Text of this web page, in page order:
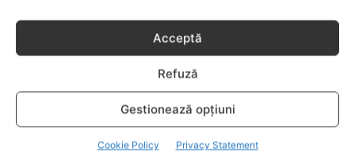
Acceptă
Refuză
Gestionează opțiuni
Cookie Policy Privacy Statement
DEZVOLTAREA COPILULUI
COMPORTAMENT
294